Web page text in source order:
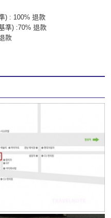
) : 100% 退款
準) :70% 退款
款